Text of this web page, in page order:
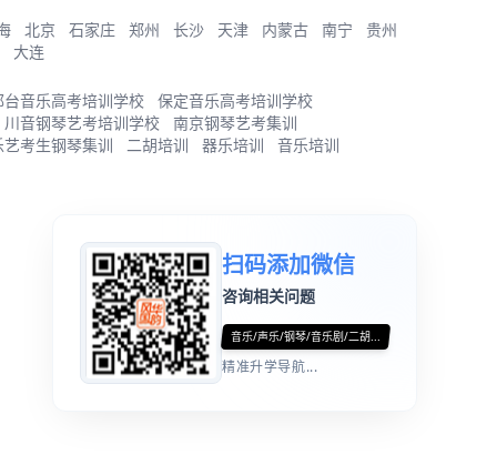
北京 石家庄 郑州 长沙 天津 内蒙古 南宁
贵州
大连
台音乐高考培训学校
保定音乐高考培训学校
川音钢琴艺考培训学校
南京钢琴艺考集训
艺考生钢琴集训
二胡培训 器乐培训 音乐培训
扫码添加微信
咨询相关问题
音乐/声乐/钢琴/音乐剧/二胡...
精准升学导航...